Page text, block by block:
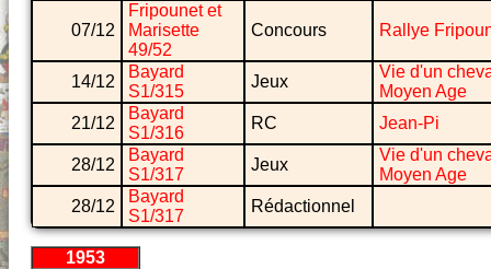
07/12
Fripounet et
Marisette
49/52
Concours Rallye
14/12
Bayard
S1/315
Jeux
Vie d'un
Moyen Age
21/12
Bayard
S1/316
RC Jean-Pi
28/12
Bayard
S1/317
Jeux
Vie d'un
Moyen Age
28/12
Bayard
S1/317
Rédactionnel
1953